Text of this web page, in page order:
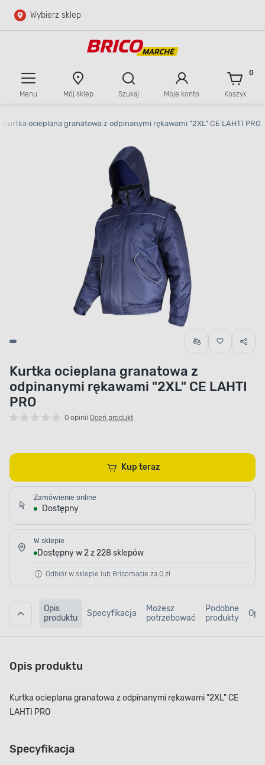
Przejdź do głównej zawartości
Wybierz sklep
Menu Mój sklep Szukaj Moje konto Koszyk
0
Kurtka ocieplana granatowa z odpinanymi rękawami "2XL" CE LAHTI PRO
Kurtka ocieplana granatowa z
odpinanymi rękawami "2XL" CE LAHTI
PRO
0 opinii Oceń produkt
Kup teraz
Zamówienie online
Dostępny
W sklepie
Dostępny w 2 z 228 sklepów
Odbiór w sklepie lub Bricomacie za 0 zł
Opis
produktu
Specyfikacja
Możesz
potrzebować
Podobne
produkty
Opis produktu
Kurtka ocieplana granatowa z odpinanymi rękawami "2XL" CE
LAHTI PRO
Specyfikacja